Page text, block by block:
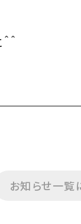
＾
お知らせ一覧